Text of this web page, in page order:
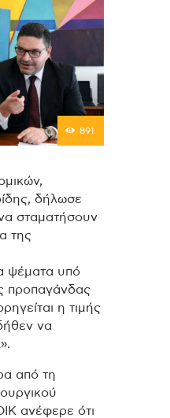
891
δήλωσε
σταματήσουν
της
ψέματα υπό
προπαγάνδας
η τιμής
να
από τη
ανέφερε ότι